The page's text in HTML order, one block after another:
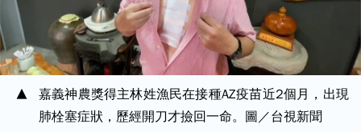
嘉義神農獎得主林姓漁民在接種AZ疫苗近2個月，出現
肺栓塞症狀，歷經開刀才撿回一命。圖／台視新聞